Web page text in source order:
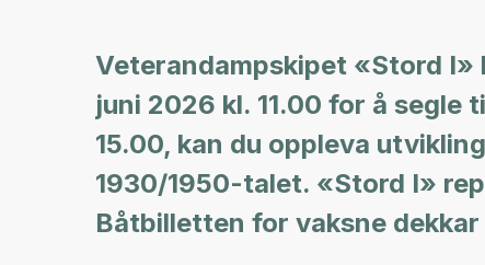
Veterandampskipet «Stord I»
juni 2026 kl. 11.00 for å segle
15.00, kan du oppleva
1930/1950-talet. «Stord I»
Båtbilletten for vaksne